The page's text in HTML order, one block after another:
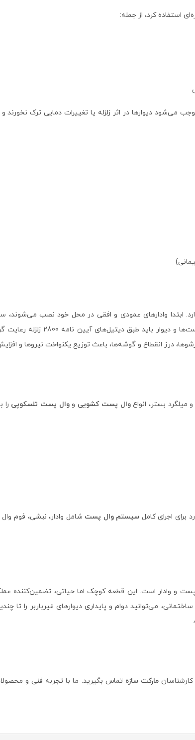
استفاده کرد، از جمله:
می‌شود دیوارها در اثر زلزله یا تغییرات دمایی ترک
ابتدا وادارهای عمودی و افقی در محل خود نصب
محکم می‌شود. فاصله مجاز بین
درز انقطاع و گوشه‌ها، باعث توزیع یکنواخت نیروها و
میلگرد بستر، انواعوال پست کشویی ووال پست تلسکوپی
برای اجرای کامل سیستم وال پست شامل وادار، نبشی، فوم
و وادار است. این قطعه کوچک اما حیاتی، تضمین‌کننده
می‌توانید دوام و پایداری دیوارهای غیرباربر را تا
کارشناسانمارکت سازه تماس بگیرید. ما با تجربه فنی و